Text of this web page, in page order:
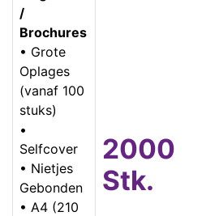
/
Brochures
• Grote
Oplages
(vanaf 100
stuks)
•
Selfcover
• Nietjes
Gebonden
• A4 (210
2000
Stk.